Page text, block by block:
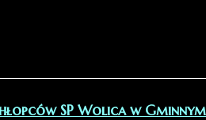
SP Wolica w Gminnym